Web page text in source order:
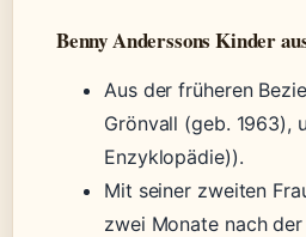
Benny Anderssons Kinder
Aus der früheren
Grönvall (geb. 1963),
Enzyklopädie)).
Mit seiner zweiten
zwei Monate nach